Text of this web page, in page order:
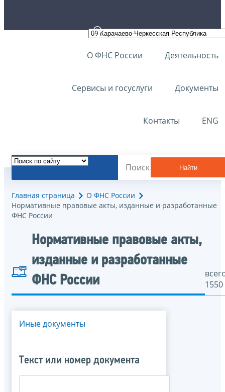
О ФНС России Деятельность
Сервисы и госуслуги Документы
Контакты ENG
Найти
Главная страница
О ФНС России
Нормативные правовые акты, изданные и разработанные
ФНС России
Нормативные правовые акты,
изданные и разработанные
ФНС России
1550
Иные документы
Текст или номер документа